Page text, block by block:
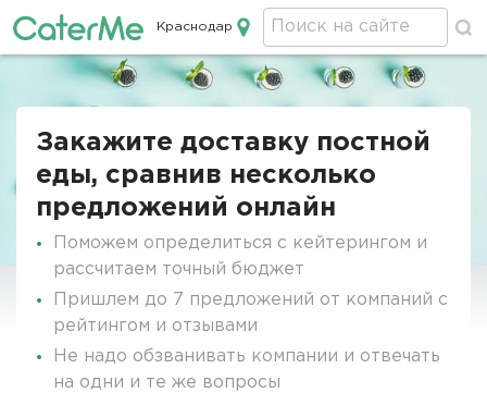
Кейтеринг в Краснодаре
Краснодар
Закажите доставку постной
еды, сравнив несколько
предложений онлайн
Поможем определиться с кейтерингом и
рассчитаем точный бюджет
Пришлем до 7 предложений от компаний с
рейтингом и отзывами
Не надо обзванивать компании и отвечать
на одни и те же вопросы